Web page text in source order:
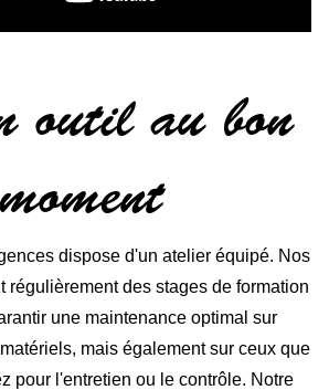
outil au bon
moment
dispose d'un atelier équipé. Nos
régulièrement des stages de formation
une maintenance optimal sur
mais également sur ceux que
pour l'entretien ou le contrôle. Notre